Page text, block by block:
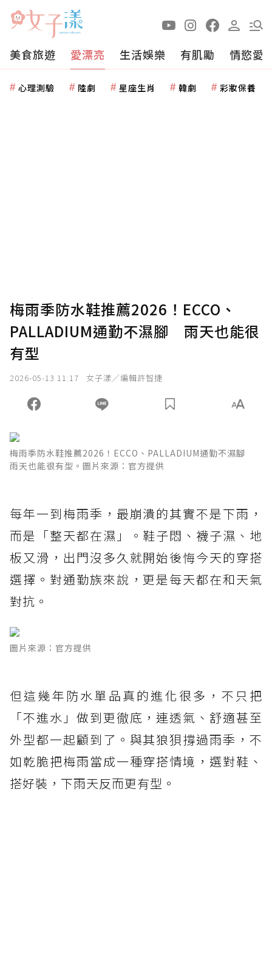
美食旅遊 愛漂亮 生活娛樂 有肌勵 情慾愛
心理測驗 陸劇 星座生肖 韓劇 彩妝保養
梅雨季防水鞋推薦2026！ECCO、
PALLADIUM通勤不濕腳 雨天也能很
有型
2026-05-13 11:17 女子漾／編輯許智捷
梅雨季防水鞋推薦2026！ECCO、PALLADIUM通勤不濕腳
雨天也能很有型。圖片來源：官方提供
每年一到梅雨季，最崩潰的其實不是下雨，
而是「整天都在濕」。鞋子悶、襪子濕、地
板又滑，出門沒多久就開始後悔今天的穿搭
選擇。對通勤族來說，更是每天都在和天氣
對抗。
圖片來源：官方提供
但這幾年防水單品真的進化很多，不只把
「不進水」做到更徹底，連透氣、舒適甚至
外型都一起顧到了。與其狼狽撐過雨季，不
如乾脆把梅雨當成一種穿搭情境，選對鞋、
搭好裝，下雨天反而更有型。